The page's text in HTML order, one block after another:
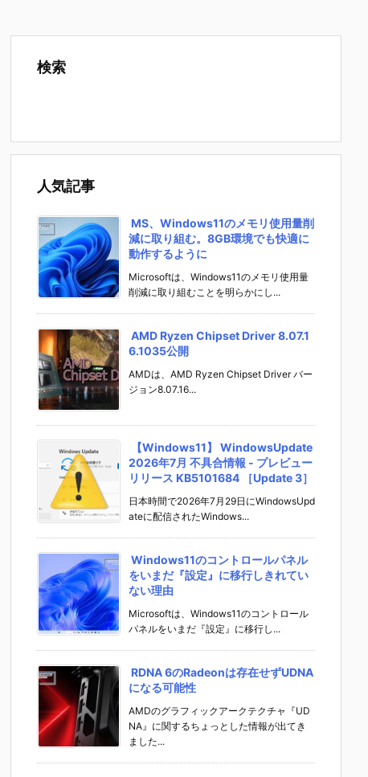
検索
人気記事
MS、Windows11のメモリ使用量削
減に取り組む。8GB環境でも快適に
動作するように
Microsoftは、Windows11のメモリ使用量
削減に取り組むことを明らかにし...
AMD Ryzen Chipset Driver 8.07.1
6.1035公開
AMDは、AMD Ryzen Chipset Driver バー
ジョン8.07.16...
【Windows11】 WindowsUpdate
2026年7月 不具合情報 - プレビュー
リリース KB5101684 ［Update 3］
日本時間で2026年7月29日にWindowsUpd
ateに配信されたWindows...
Windows11のコントロールパネル
をいまだ『設定』に移行しきれてい
ない理由
Microsoftは、Windows11のコントロール
パネルをいまだ『設定』に移行し...
RDNA 6のRadeonは存在せずUDNA
になる可能性
AMDのグラフィックアークテクチャ『UD
NA』に関するちょっとした情報が出てき
ました...